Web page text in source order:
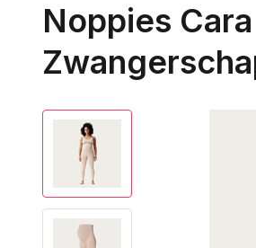
Noppies